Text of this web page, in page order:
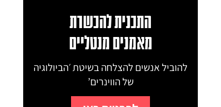
התכנית להכשרת
מאמנים מנטליים
להוביל אנשים להצלחה בשיטת ׳הביולוגיה
של הווינרים’